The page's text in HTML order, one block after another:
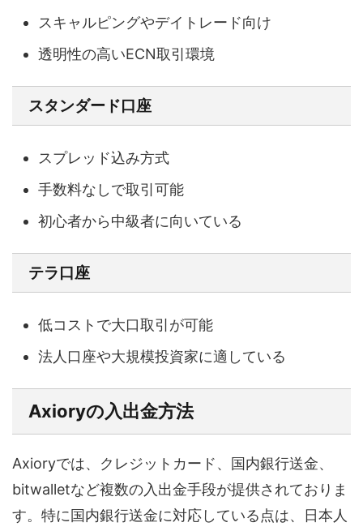
スキャルピングやデイトレード向け
透明性の高いECN取引環境
スタンダード口座
スプレッド込み方式
手数料なしで取引可能
初心者から中級者に向いている
テラ口座
低コストで大口取引が可能
法人口座や大規模投資家に適している
Axioryの入出金方法
Axioryでは、クレジットカード、国内銀行送金、
bitwalletなど複数の入出金手段が提供されておりま
す。特に国内銀行送金に対応している点は、日本人